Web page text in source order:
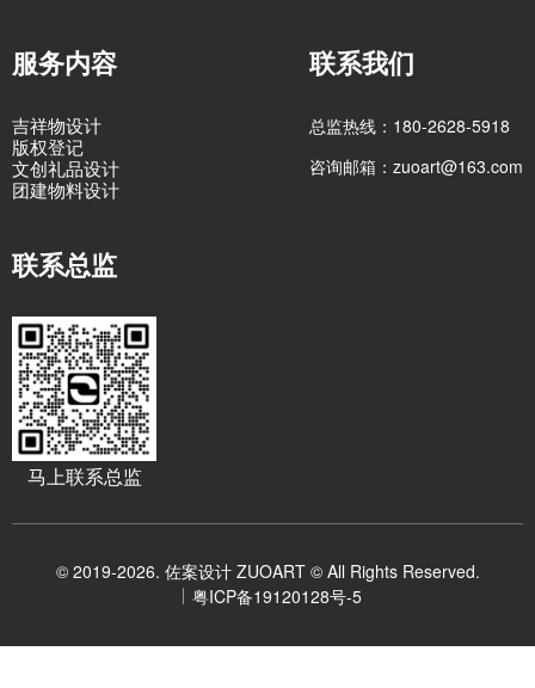
服务内容
吉祥物设计
版权登记
文创礼品设计
团建物料设计
联系我们
总监热线：180-2628-5918
咨询邮箱：zuoart@163.com
联系总监
马上联系总监
© 2019-2026. 佐案设计 ZUOART © All Rights Reserved.
粤ICP备19120128号-5